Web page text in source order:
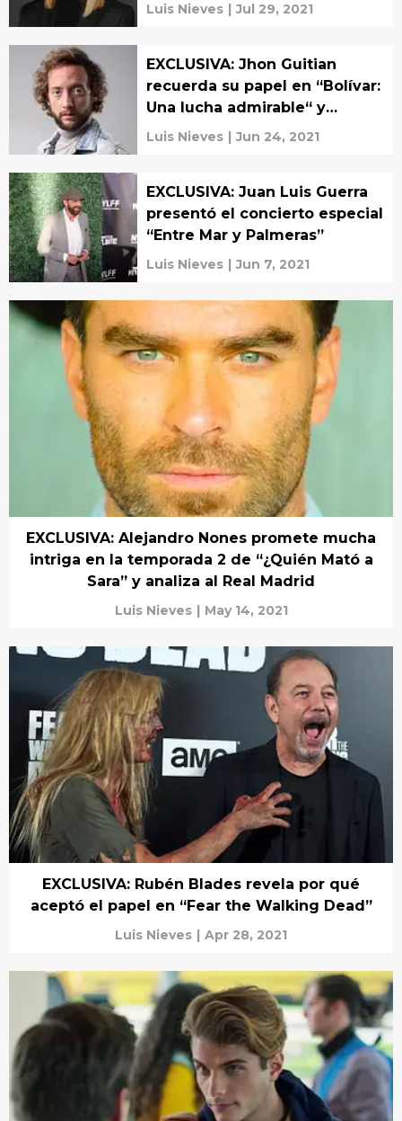
Luis Nieves | Jul 29, 2021
EXCLUSIVA: Jhon Guitian
recuerda su papel en “Bolívar:
Una lucha admirable“ y
explica cómo hacer un casting
Luis Nieves | Jun 24, 2021
EXCLUSIVA: Juan Luis Guerra
presentó el concierto especial
“Entre Mar y Palmeras”
Luis Nieves | Jun 7, 2021
EXCLUSIVA: Alejandro Nones promete mucha
intriga en la temporada 2 de “¿Quién Mató a
Sara” y analiza al Real Madrid
Luis Nieves | May 14, 2021
EXCLUSIVA: Rubén Blades revela por qué
aceptó el papel en “Fear the Walking Dead”
Luis Nieves | Apr 28, 2021